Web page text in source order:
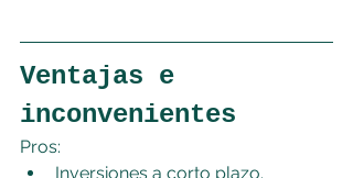
Ventajas e
inconvenientes
Pros:
Inversiones a corto plazo.